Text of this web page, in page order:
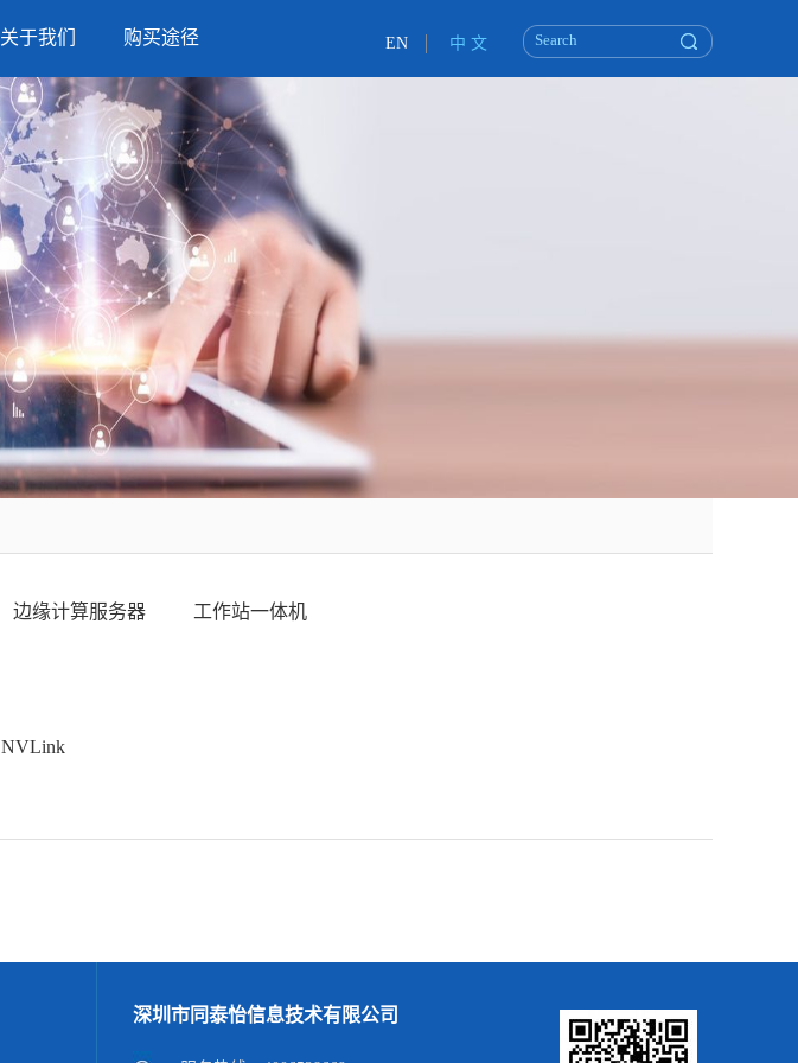
EN 中 文
关于我们 购买途径
边缘计算服务器 工作站一体机
NVLink
深圳市同泰怡信息技术有限公司